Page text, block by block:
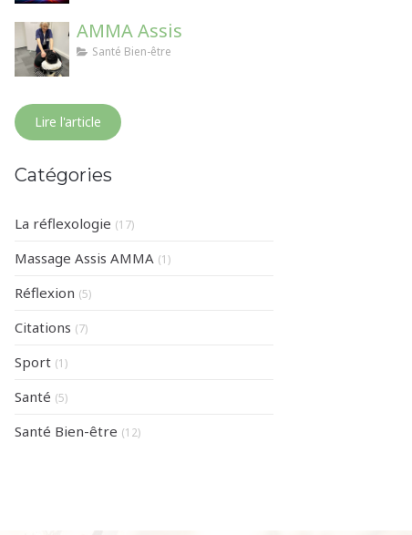
AMMA Assis
Santé Bien-être
Lire l'article
Catégories
La réflexologie (17)
Massage Assis AMMA (1)
Réflexion (5)
Citations (7)
Sport (1)
Santé (5)
Santé Bien-être (12)